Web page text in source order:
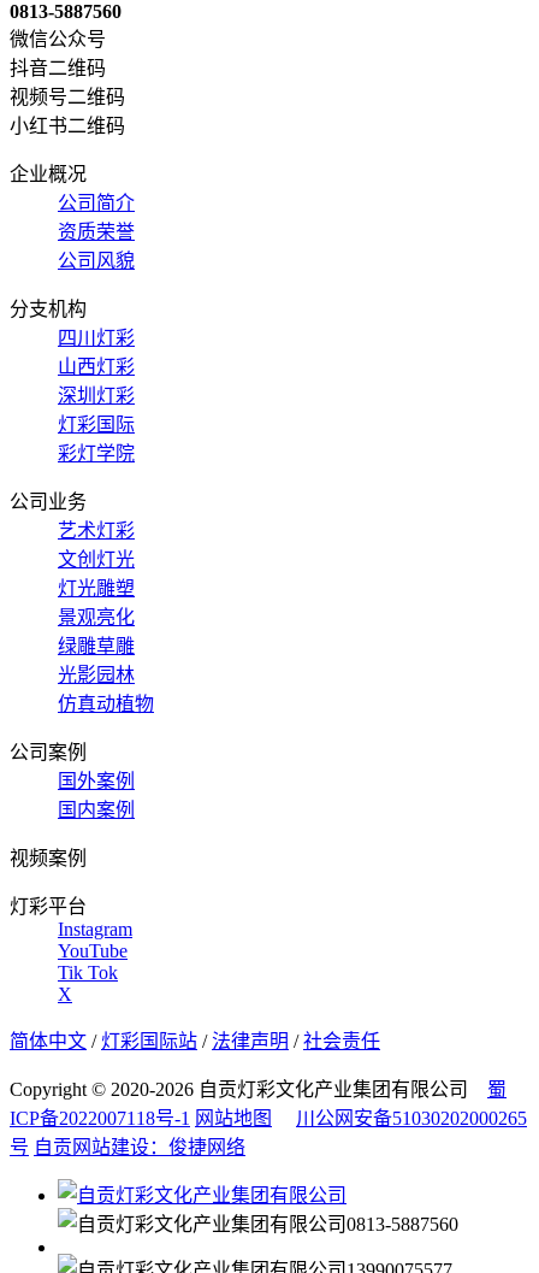
0813-5887560
微信公众号
抖音二维码
视频号二维码
小红书二维码
企业概况
公司简介
资质荣誉
公司风貌
分支机构
四川灯彩
山西灯彩
深圳灯彩
灯彩国际
彩灯学院
公司业务
艺术灯彩
文创灯光
灯光雕塑
景观亮化
绿雕草雕
光影园林
仿真动植物
公司案例
国外案例
国内案例
视频案例
灯彩平台
Instagram
YouTube
Tik Tok
X
简体中文 / 灯彩国际站 /法律声明 /社会责任
Copyright © 2020-2026 自贡灯彩文化产业集团有限公司 蜀
ICP备2022007118号-1 网站地图
川公网安备51030202000265
号 自贡网站建设：俊捷网络
0813-5887560